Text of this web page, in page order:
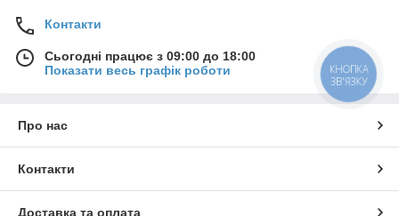
Контакти
Сьогодні працює з 09:00 до 18:00
Показати весь графік роботи
Про нас
Контакти
Доставка та оплата
КНОПКА
ЗВ'ЯЗКУ